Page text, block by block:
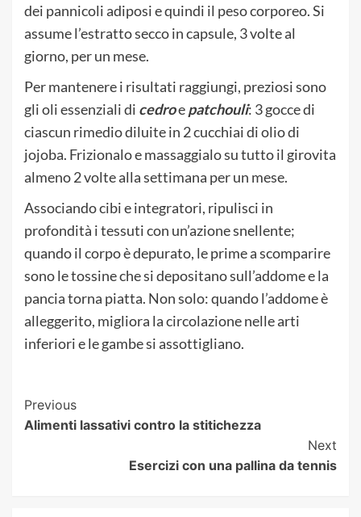
dei pannicoli adiposi e quindi il peso corporeo. Si
assume l’estratto secco in capsule, 3 volte al
giorno, per un mese.
Per mantenere i risultati raggiungi, preziosi sono
gli oli essenziali di cedroepatchouli: 3 gocce di
ciascun rimedio diluite in 2 cucchiai di olio di
jojoba. Frizionalo e massaggialo su tutto il girovita
almeno 2 volte alla settimana per un mese.
Associando cibi e integratori, ripulisci in
profondità i tessuti con un’azione snellente;
quando il corpo è depurato, le prime a scomparire
sono le tossine che si depositano sull’addome e la
pancia torna piatta. Non solo: quando l’addome è
alleggerito, migliora la circolazione nelle arti
inferiori e le gambe si assottigliano.
Post
Navigation
Previous
Alimenti lassativi contro la stitichezza
Next
Esercizi con una pallina da tennis